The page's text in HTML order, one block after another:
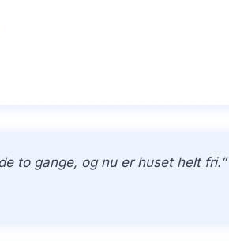
to gange, og nu er huset helt fri.”